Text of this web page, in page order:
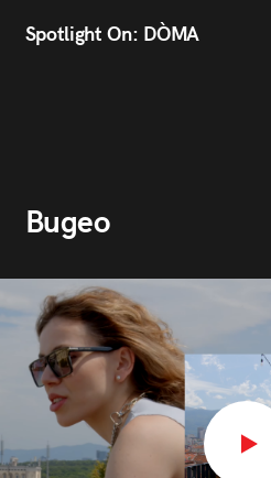
Spotlight On: DÒMA
Видео